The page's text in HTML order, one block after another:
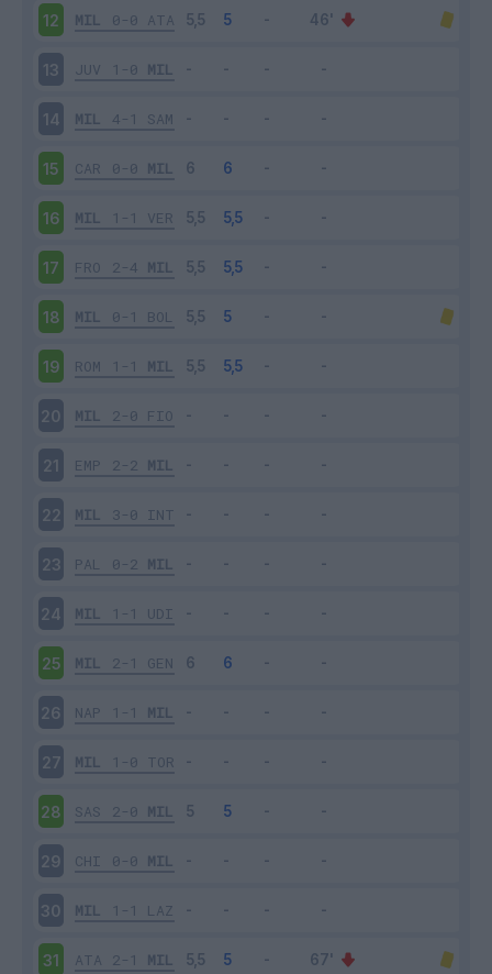
12 MIL 0-0 ATA
13 JUV 1-0 MIL
14 MIL 4-1 SAM
15 CAR 0-0 MIL
16 MIL 1-1 VER
17 FRO 2-4 MIL
18 MIL 0-1 BOL
19 ROM 1-1 MIL
20 MIL 2-0 FIO
21 EMP 2-2 MIL
22 MIL 3-0 INT
23 PAL 0-2 MIL
24 MIL 1-1 UDI
25 MIL 2-1 GEN
26 NAP 1-1 MIL
27 MIL 1-0 TOR
28 SAS 2-0 MIL
29 CHI 0-0 MIL
30 MIL 1-1 LAZ
31 ATA 2-1 MIL